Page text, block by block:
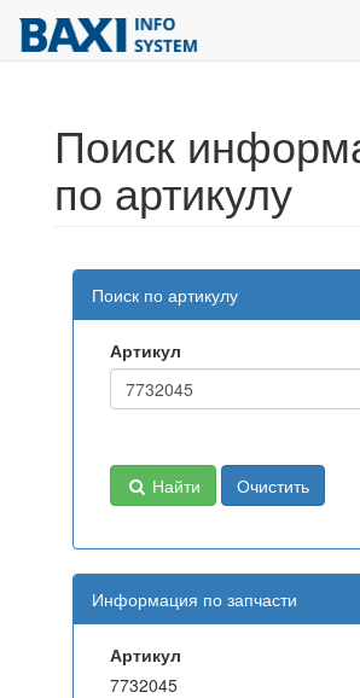
Поиск
по артикулу
Поиск по артикулу
Артикул
Найти Очистить
Информация по запчасти
Артикул
7732045